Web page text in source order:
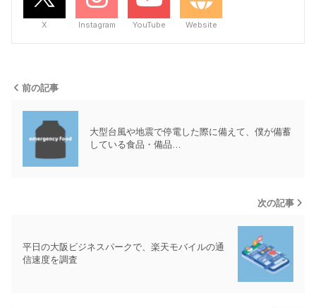
X Instagram YouTube Website
前の記事
大型台風や地震で停電した際に備えて、僕が備蓄
している食品・備品…
次の記事
平日の大阪ビジネスパークで、楽天モバイルの通
信速度を調査